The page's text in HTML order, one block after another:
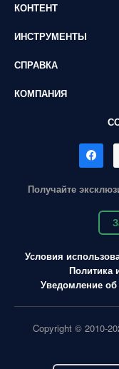
КОНТЕНТ
ИНСТРУМЕНТЫ
СПРАВКА
КОМПАНИЯ
Получайте
Условия
Политика
Уведомление об
Copyright © 2010-